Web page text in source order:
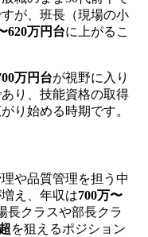
が、班長（現場の小
620万円台に上がるこ
万円台が視野に入り
り、技能資格の取得
り始める時期です。
や品質管理を担う中
え、年収は700万〜
長クラスや部長クラ
を狙えるポジション